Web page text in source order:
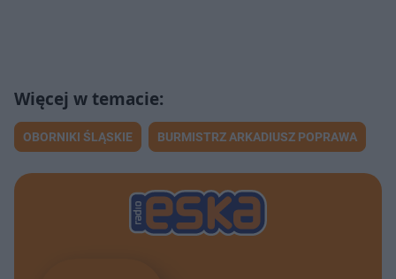
OBORNIKI ŚLĄSKIE BURMISTRZ ARKADIUSZ POPRAWA